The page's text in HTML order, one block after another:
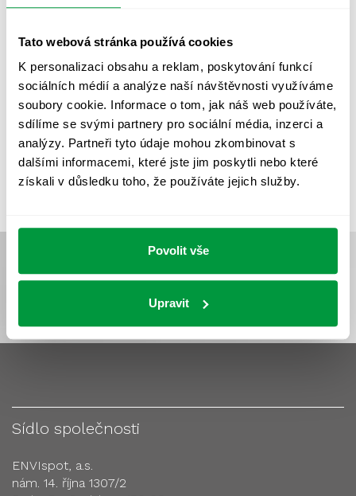
Tato webová stránka používá cookies
K personalizaci obsahu a reklam, poskytování funkcí
sociálních médií a analýze naší návštěvnosti využíváme
soubory cookie. Informace o tom, jak náš web používáte,
sdílíme se svými partnery pro sociální média, inzerci a
analýzy. Partneři tyto údaje mohou zkombinovat s
dalšími informacemi, které jste jim poskytli nebo které
získali v důsledku toho, že používáte jejich služby.
Povolit vše
Upravit
PROVOZNÍ DENÍK NOUZOVÉHO OSVĚTLENÍ
REVIZE NOUZOVÉHO OSVĚTLENÍ ŘÍZENÍ
UMĚLÉ OSVĚTLENÍ VEŘEJNÉ OSVĚTLENÍ
VÝPOČET OSVĚTLENÍ VÝPOČET ZASTÍNĚNÍ
VÝPOČTY A NÁVRHY ZASTÍNĚNÍ
ZKOUŠKY NOUZOVÉHO OSVĚTLENÍ
Sídlo společnosti
ENVIspot, a.s.
nám. 14. října 1307/2